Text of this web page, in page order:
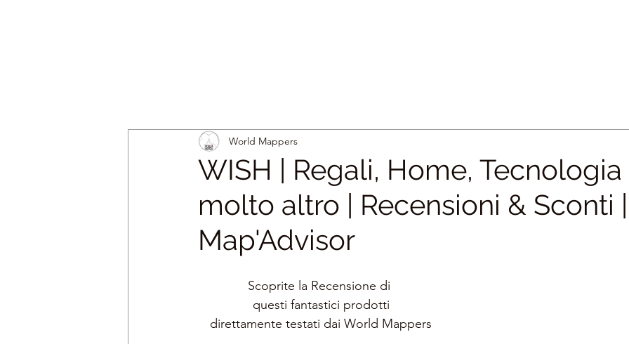
WISH | Regali, Home, Tecnologia
molto altro | Recensioni & Sconti |
Map'Advisor
World Mappers
Scoprite la Recensione di
questi fantastici prodotti
direttamente testati dai World Mappers